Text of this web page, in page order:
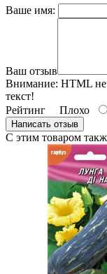
Ваше имя:
Ваш отзыв
Внимание: HTML не
текст!
Рейтинг Плохо
Написать отзыв
С этим товаром